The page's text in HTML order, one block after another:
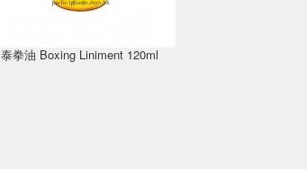
泰拳油 Boxing Liniment 120ml